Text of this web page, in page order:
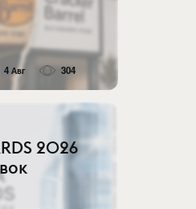
4 Авг 304
2026